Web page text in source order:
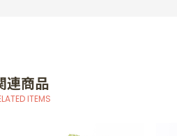
連商品
ITEMS